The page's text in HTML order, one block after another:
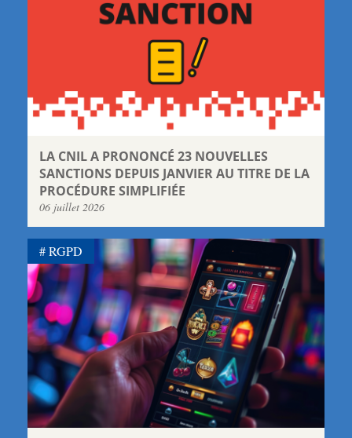
LA CNIL A PRONONCÉ 23 NOUVELLES
SANCTIONS DEPUIS JANVIER AU TITRE DE LA
PROCÉDURE SIMPLIFIÉE
06 juillet 2026
RGPD